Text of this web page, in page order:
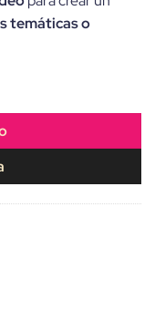
temáticas o
ideal para